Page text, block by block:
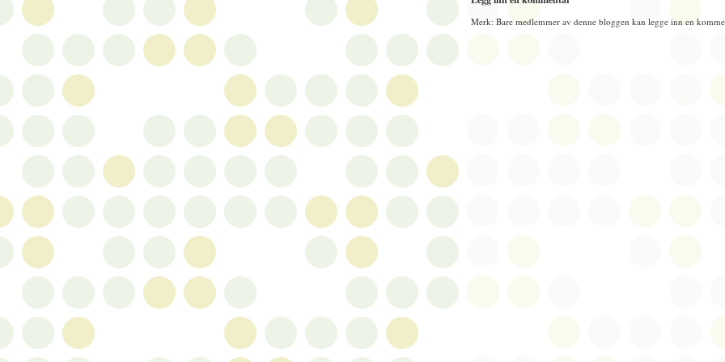
Merk: Bare medlemmer av denne bloggen kan legge inn en